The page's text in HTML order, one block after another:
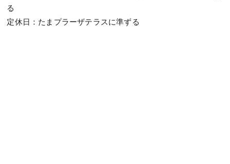
る
定休日：たまプラーザテラスに準ずる